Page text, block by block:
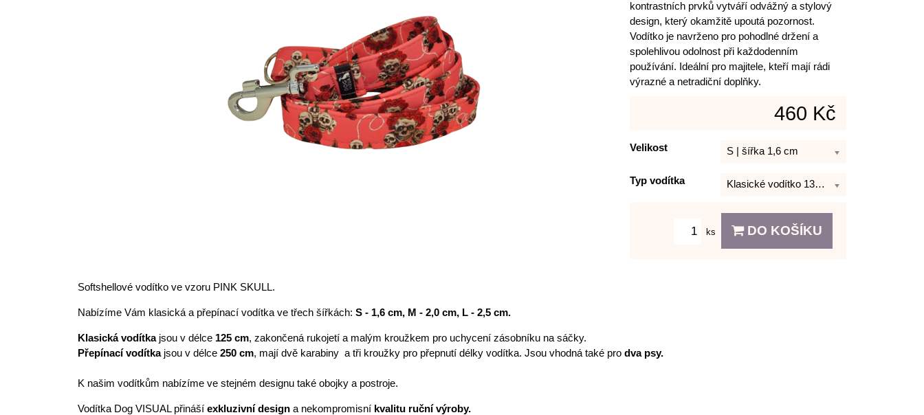
kontrastních prvků vytváří odvážný a stylový
design, který okamžitě upoutá pozornost.
Vodítko je navrženo pro pohodlné držení a
spolehlivou odolnost při každodenním
používání. Ideální pro majitele, kteří mají rádi
výrazné a netradiční doplňky.
460 Kč
Velikost S | šířka 1,6 cm
Typ vodítka Klasické vodítko 130 cm
ks DO KOŠÍKU
Softshellové vodítko ve vzoru PINK SKULL.
Nabízíme Vám klasická a přepínací vodítka ve třech šířkách: S - 1,6 cm, M - 2,0 cm, L - 2,5 cm.
Klasická vodítkajsou v délce 125 cm, zakončená rukojetí a malým kroužkem pro uchycení zásobníku na sáčky.
Přepínací vodítkajsou v délce 250 cm, mají dvě karabiny a tři kroužky pro přepnutí délky vodítka. Jsou vhodná také pro dva psy.
K našim vodítkům nabízíme ve stejném designu také obojky a postroje.
Vodítka Dog VISUAL přináší exkluzivní design a nekompromisní kvalitu ruční výroby.